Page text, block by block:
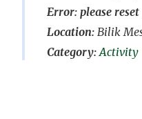
Error: please
Location: Bilik
Activity